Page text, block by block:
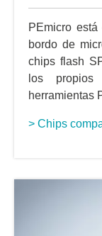
PEmicro
bordo de
chips flash
los propios
herramientas
> Chips